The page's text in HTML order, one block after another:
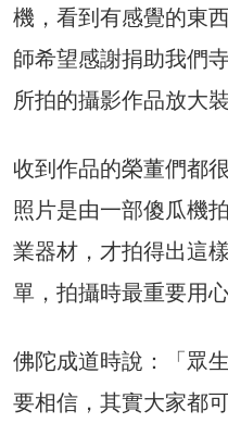
機，看到有感覺的東
師希望感謝捐助我們
所拍的攝影作品放大
收到作品的榮董們都
照片是由一部傻瓜機
業器材，才拍得出這
單，拍攝時最重要用
佛陀成道時說：「眾
要相信，其實大家都